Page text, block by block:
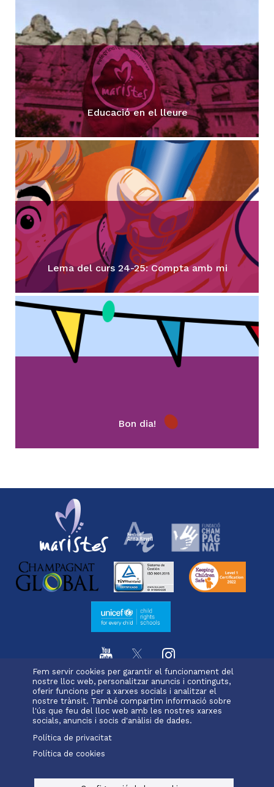
Educació en el lleure
Lema del curs 24-25: Compta amb mi
Bon dia!
Fem servir cookies per garantir el funcionament del
nostre lloc web, personalitzar anuncis i continguts,
oferir funcions per a xarxes socials i analitzar el
nostre trànsit. També compartim informació sobre
l'ús que feu del lloc web amb les nostres xarxes
socials, anuncis i socis d'anàlisi de dades.
Política de privacitat
Política de cookies
Menu
footer
girona
L'escola Projecte educatiu
Oferta educativa
Serveis i extraescolars
Pastoral Matrícula
Alexia Moodle